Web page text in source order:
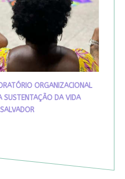
ORGANIZACIONAL
SUSTENTAÇÃO DA VIDA